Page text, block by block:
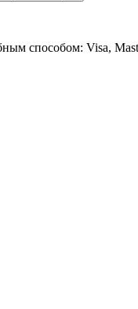
способом: Visa,